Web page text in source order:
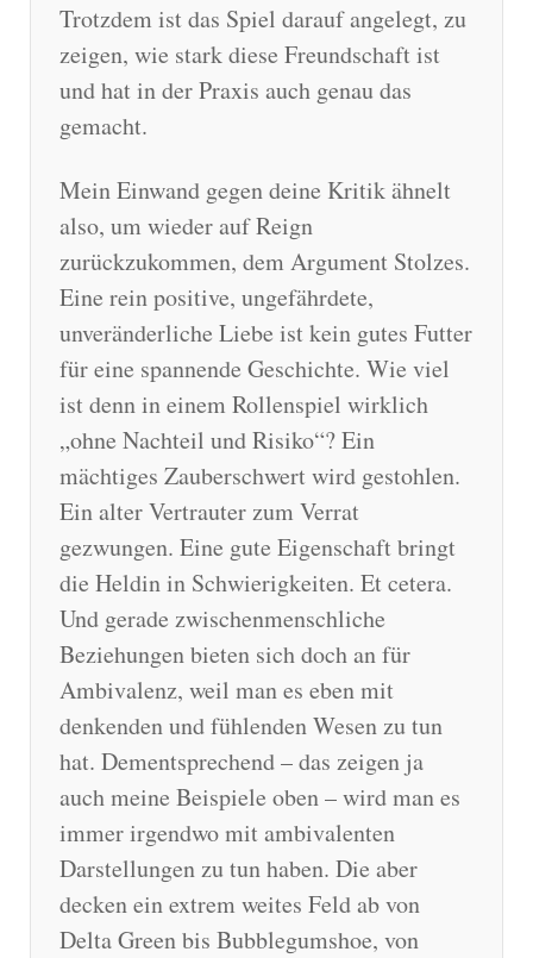
Trotzdem ist das Spiel darauf angelegt, zu
zeigen, wie stark diese Freundschaft ist
und hat in der Praxis auch genau das
gemacht.
Mein Einwand gegen deine Kritik ähnelt
also, um wieder auf Reign
zurückzukommen, dem Argument Stolzes.
Eine rein positive, ungefährdete,
unveränderliche Liebe ist kein gutes Futter
für eine spannende Geschichte. Wie viel
ist denn in einem Rollenspiel wirklich
„ohne Nachteil und Risiko“? Ein
mächtiges Zauberschwert wird gestohlen.
Ein alter Vertrauter zum Verrat
gezwungen. Eine gute Eigenschaft bringt
die Heldin in Schwierigkeiten. Et cetera.
Und gerade zwischenmenschliche
Beziehungen bieten sich doch an für
Ambivalenz, weil man es eben mit
denkenden und fühlenden Wesen zu tun
hat. Dementsprechend – das zeigen ja
auch meine Beispiele oben – wird man es
immer irgendwo mit ambivalenten
Darstellungen zu tun haben. Die aber
decken ein extrem weites Feld ab von
Delta Green bis Bubblegumshoe, von